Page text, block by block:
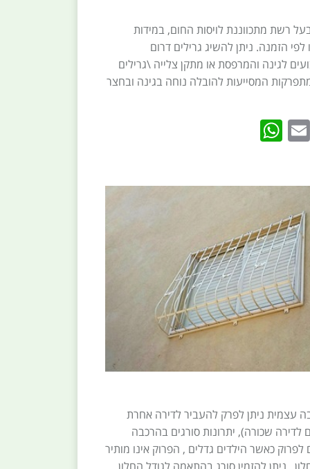
רשת מתכווננת לויסות החום, במידות
לפי הזמנה. ניתן להשיג גרילים דרום
לגינה והמרפסת או מתקן צלייה \גרילים
המסייעות להובלה נוחה בגינה ובחצר
Twitter
Email
עצמית ניתן לפרק להעביר לדירה אחרת
לדירה שכורה), יתרונות סורגים בהרכבה
לפרוק כאשר הילדים גדלים , הפרוק אינו מותיר